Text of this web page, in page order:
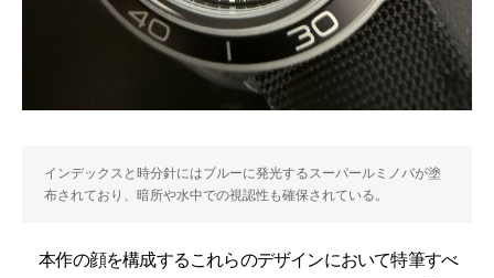
インデックスと時分針にはブルーに発光するスーパールミノバが塗
布されており、暗所や水中での視認性も確保されている。
本作の顔を構成するこれらのデザインにおいて特筆すべ